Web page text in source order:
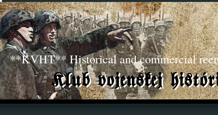
**KVHT** Historical and commercial